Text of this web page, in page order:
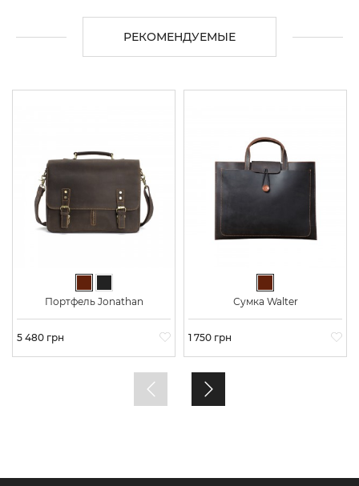
РЕКОМЕНДУЕМЫЕ
Портфель Jonathan
Цена
5 480 грн
Сумка Walter
Цена
1 750 грн